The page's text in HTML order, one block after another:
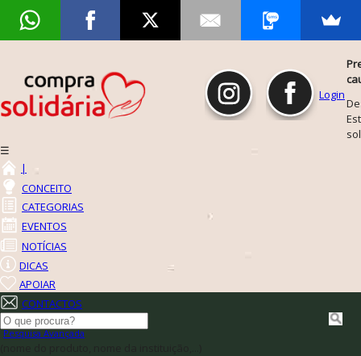
Login
☰
|
CONCEITO
CATEGORIAS
EVENTOS
NOTÍCIAS
DICAS
APOIAR
CONTACTOS
Pesquisa Avançada